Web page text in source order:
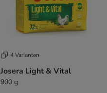
4 Varianten
Josera Light & Vital
900 g